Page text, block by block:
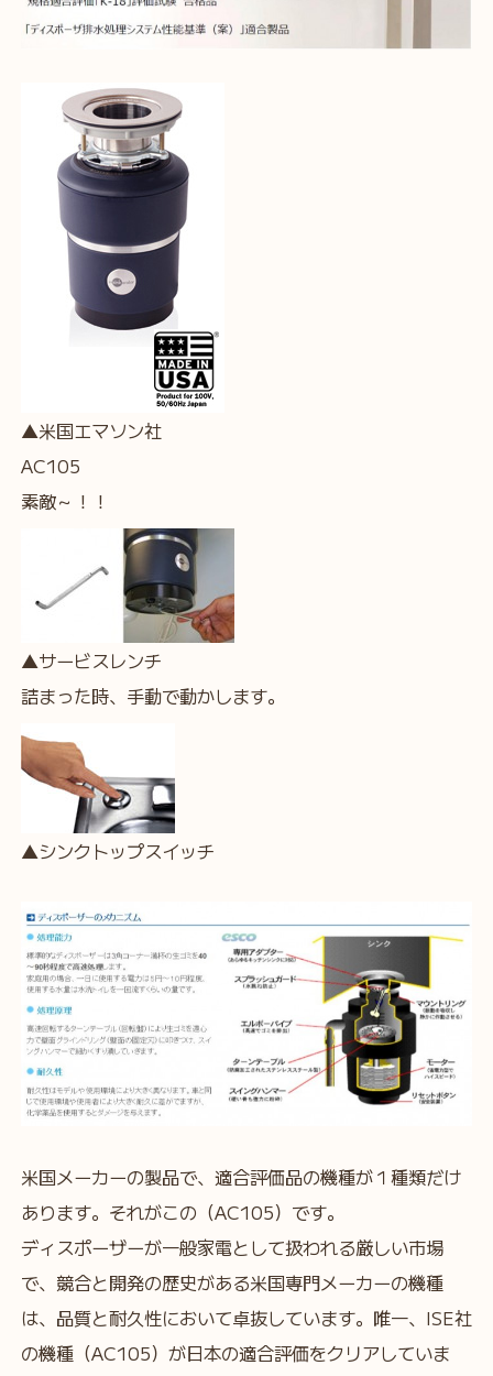
▲米国エマソン社
AC105
素敵～！！
▲サービスレンチ
詰まった時、手動で動かします。
▲シンクトップスイッチ
米国メーカーの製品で、適合評価品の機種が１種類だけ
あります。それがこの（AC105）です。
ディスポーザーが一般家電として扱われる厳しい市場
で、競合と開発の歴史がある米国専門メーカーの機種
は、品質と耐久性において卓抜しています。唯一、ISE社
の機種（AC105）が日本の適合評価をクリアしていま